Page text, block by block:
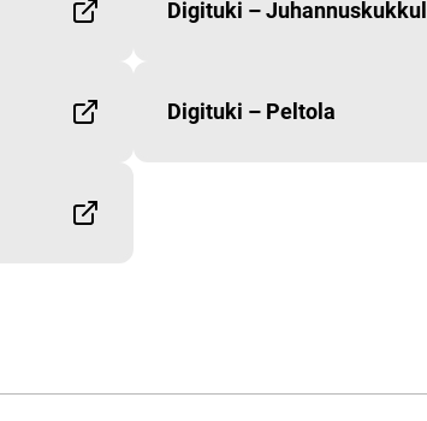
Digituki –
Digituki – Peltola